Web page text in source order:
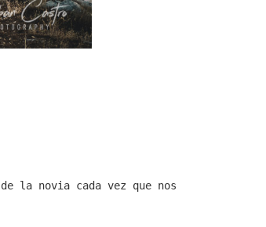
de la novia cada vez que nos